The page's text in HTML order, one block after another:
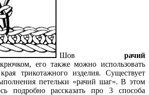
Шов рачий
его также можно использовать
трикотажного изделия. Существует
петельки «рачий шаг». В этом
подробно рассказать про 3 способа